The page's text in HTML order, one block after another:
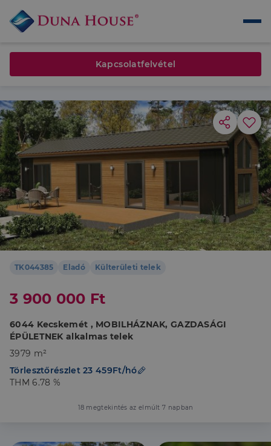
TK044385 Eladó Külterületi telek
3 900 000 Ft
6044 Kecskemét , MOBILHÁZNAK, GAZDASÁGI
ÉPÜLETNEK alkalmas telek
3979 m²
Törlesztőrészlet 23 459Ft/hó
THM 6.78 %
18 megtekintés az elmúlt 7 napban
Kapcsolatfelvétel